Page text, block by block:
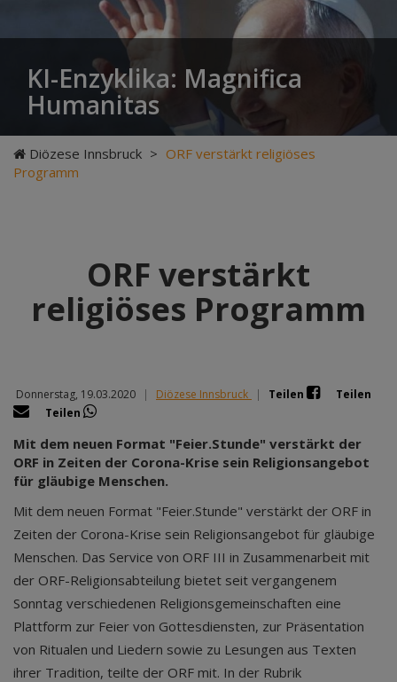
KI-Enzyklika: Magnifica
Humanitas
Diözese Innsbruck > ORF verstärkt religiöses
Programm
ORF verstärkt
religiöses Programm
Donnerstag, 19.03.2020 | Diözese Innsbruck | Teilen
Teilen
Teilen
Mit dem neuen Format "Feier.Stunde" verstärkt der
ORF in Zeiten der Corona-Krise sein Religionsangebot
für gläubige Menschen.
Mit dem neuen Format "Feier.Stunde" verstärkt der ORF in
Zeiten der Corona-Krise sein Religionsangebot für gläubige
Menschen. Das Service von ORF III in Zusammenarbeit mit
der ORF-Religionsabteilung bietet seit vergangenem
Sonntag verschiedenen Religionsgemeinschaften eine
Plattform zur Feier von Gottesdiensten, zur Präsentation
von Ritualen und Liedern sowie zu Lesungen aus Texten
ihrer Tradition, teilte der ORF mit. In der Rubrik